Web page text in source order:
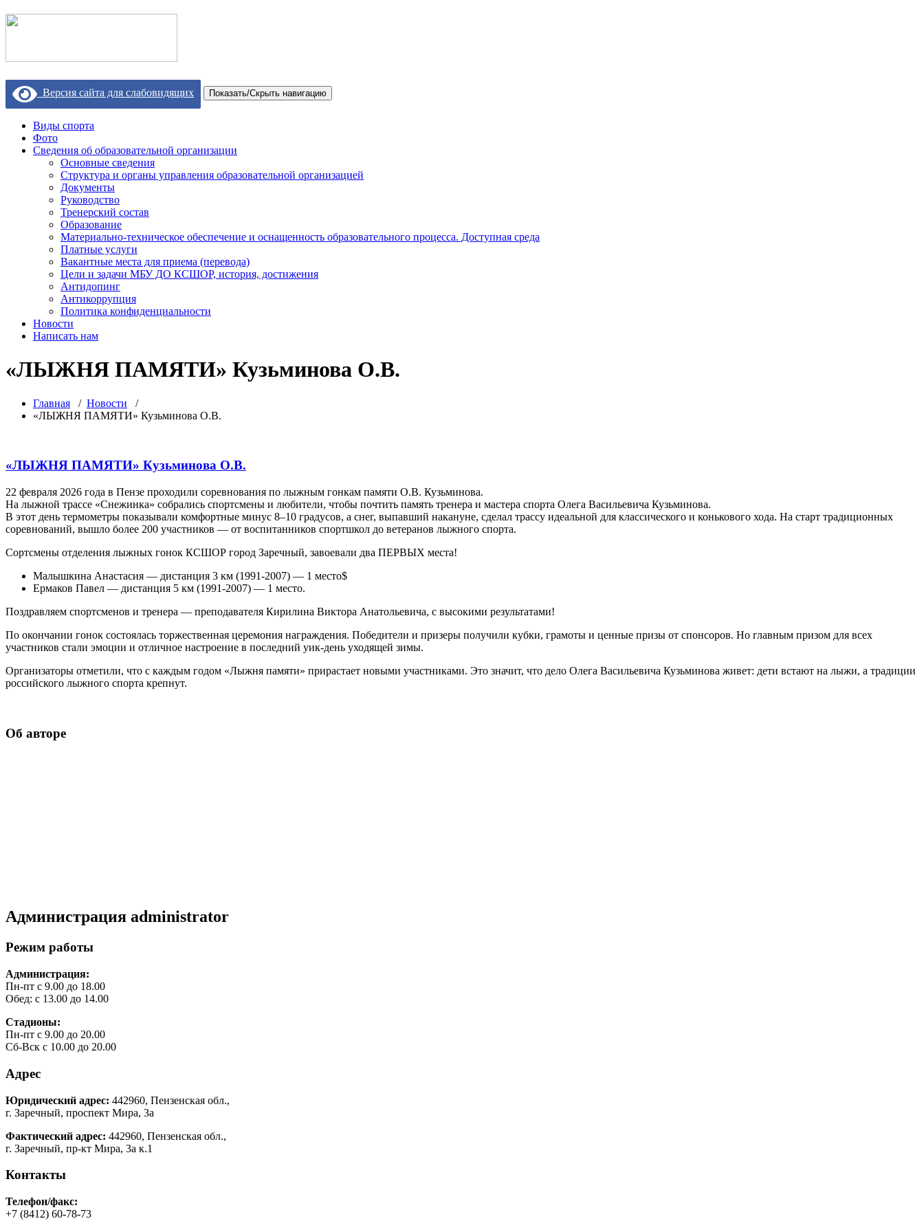
Версия сайта для слабовидящих Показать/Скрыть навигацию
Виды спорта
Фото
Сведения об образовательной организации
Основные сведения
Структура и органы управления образовательной организацией
Документы
Руководство
Тренерский состав
Образование
Материально-техническое обеспечение и оснащенность образовательного процесса. Доступная среда
Платные услуги
Вакантные места для приема (перевода)
Цели и задачи МБУ ДО КСШОР, история, достижения
Антидопинг
Антикоррупция
Политика конфиденциальности
Новости
Написать нам
«ЛЫЖНЯ ПАМЯТИ» Кузьминова О.В.
Главная / Новости /
«ЛЫЖНЯ ПАМЯТИ» Кузьминова О.В.
«ЛЫЖНЯ ПАМЯТИ» Кузьминова О.В.
22 февраля 2026 года в Пензе проходили соревнования по лыжным гонкам памяти О.В. Кузьминова.
На лыжной трассе «Снежинка» собрались спортсмены и любители, чтобы почтить память тренера и мастера спорта Олега Васильевича Кузьминова.
В этот день термометры показывали комфортные минус 8–10 градусов, а снег, выпавший накануне, сделал трассу идеальной для классического и конькового хода. На старт традиционных
соревнований, вышло более 200 участников — от воспитанников спортшкол до ветеранов лыжного спорта.
Сортсмены отделения лыжных гонок КСШОР город Заречный, завоевали два ПЕРВЫХ места!
Малышкина Анастасия — дистанция 3 км (1991-2007) — 1 место$
Ермаков Павел — дистанция 5 км (1991-2007) — 1 место.
Поздравляем спортсменов и тренера — преподавателя Кирилина Виктора Анатольевича, с высокими результатами!
По окончании гонок состоялась торжественная церемония награждения. Победители и призеры получили кубки, грамоты и ценные призы от спонсоров. Но главным призом для всех
участников стали эмоции и отличное настроение в последний уик-день уходящей зимы.
Организаторы отметили, что с каждым годом «Лыжня памяти» прирастает новыми участниками. Это значит, что дело Олега Васильевича Кузьминова живет: дети встают на лыжи, а традиции
российского лыжного спорта крепнут.
Об авторе
Администрация administrator
Режим работы
Администрация:
Пн-пт с 9.00 до 18.00
Обед: с 13.00 до 14.00
Стадионы:
Пн-пт с 9.00 до 20.00
Сб-Вск с 10.00 до 20.00
Адрес
Юридический адрес: 442960, Пензенская обл.,
г. Заречный, проспект Мира, 3а
Фактический адрес: 442960, Пензенская обл.,
г. Заречный, пр-кт Мира, 3а к.1
Контакты
Телефон/факс:
+7 (8412) 60-78-73